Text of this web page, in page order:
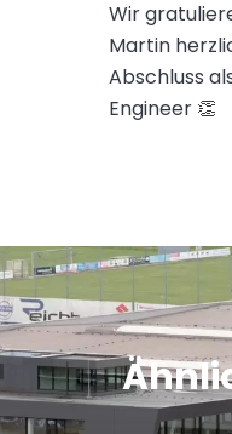
Wir
Martin
Abschluss
Engineer 👏